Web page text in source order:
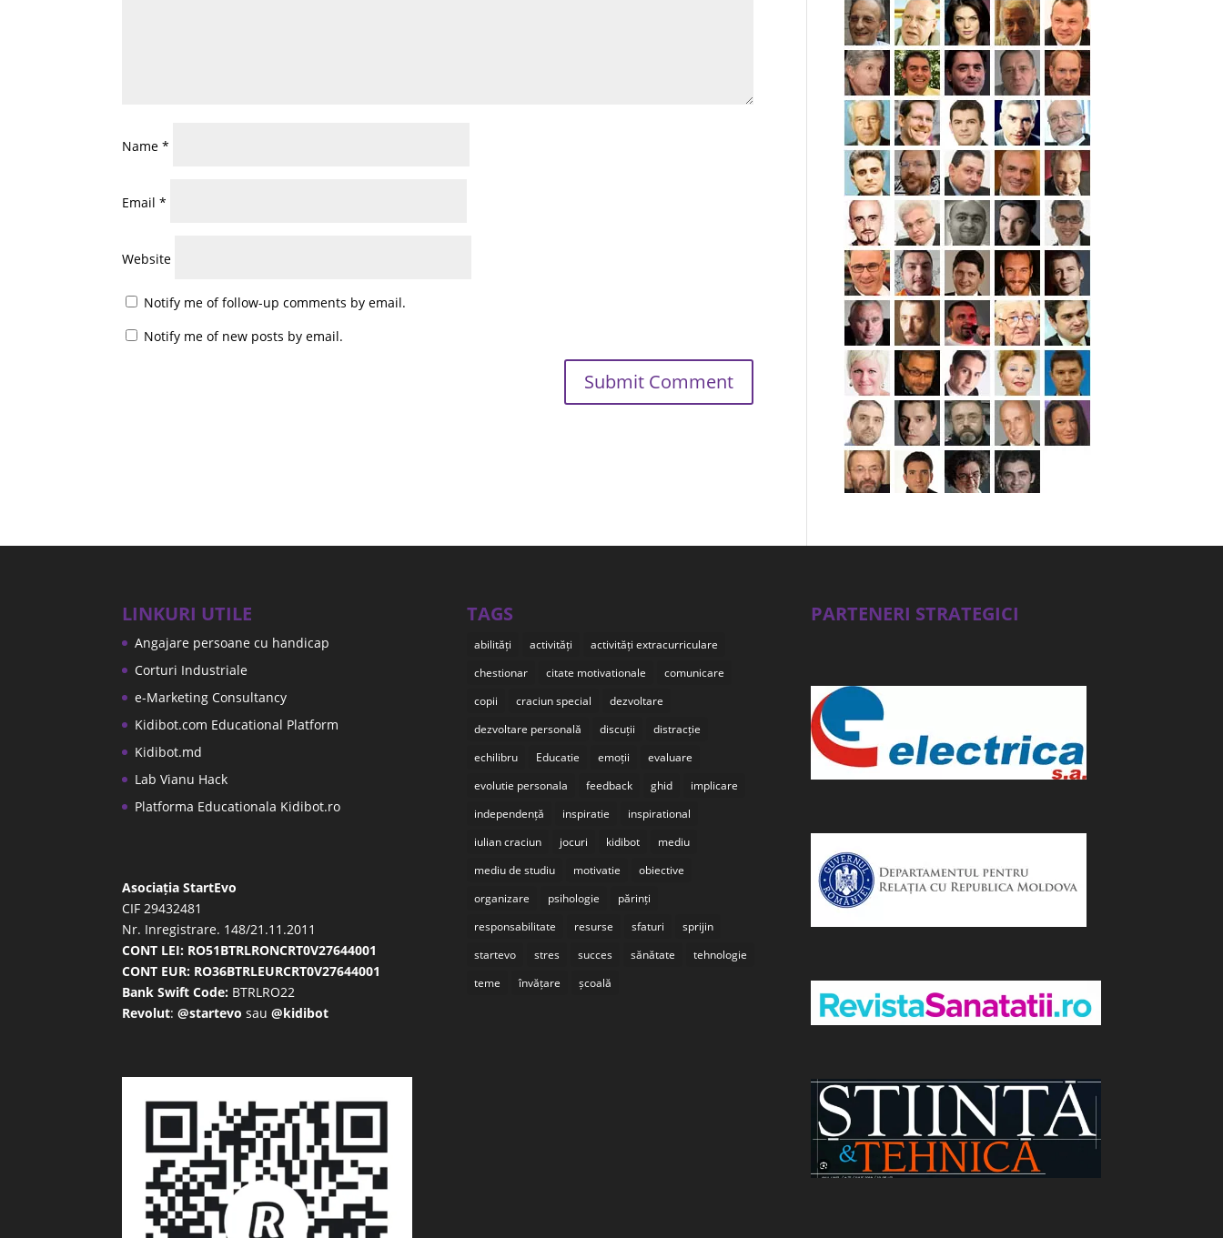
Name*
Email*
Website
Notify me of follow-up comments by email.
Notify me of new posts by email.
LINKURI UTILE
Angajare persoane cu handicap
Corturi Industriale
e-Marketing Consultancy
Kidibot.com Educational Platform
Kidibot.md
Lab Vianu Hack
Platforma Educationala Kidibot.ro
Asociația StartEvo
CIF 29432481
Nr. Inregistrare. 148/21.11.2011
CONT LEI: RO51BTRLRONCRT0V27644001
CONT EUR: RO36BTRLEURCRT0V27644001
Bank Swift Code: BTRLRO22
Revolut:@startevo sau@kidibot
TAGS
abilități activități
activități extracurriculare
chestionar
citate motivationale
comunicare
copii
craciun special
dezvoltare
dezvoltare personală
discuții
distracție
echilibru
Educatie emoții
evaluare
evolutie personala
feedback ghid
implicare
independență
inspiratie
inspirational
iulian craciun
jocuri kidibot
mediu
mediu de studiu
motivatie
obiective
organizare
psihologie
părinți
responsabilitate
resurse sfaturi
sprijin
startevo
stres succes sănătate
tehnologie
teme
învățare școală
PARTENERI STRATEGICI